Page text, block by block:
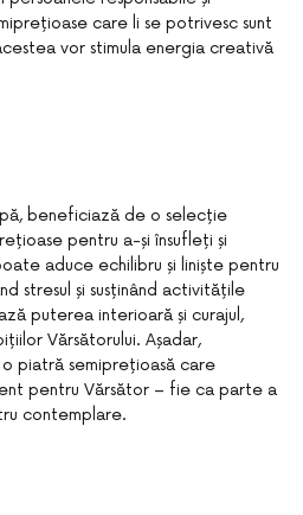
care li se potrivesc sunt
vor stimula energia creativă
beneficiază de o selecție
pentru a-și însufleți și
aduce echilibru și liniște pentru
stresul și susținând activitățile
puterea interioară și curajul,
Vărsătorului. Așadar,
piatră semiprețioasă care
pentru Vărsător – fie ca parte a
contemplare.